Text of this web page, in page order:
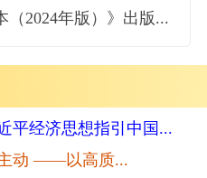
（2024年版）》出版...
经济思想指引中国...
动 ——以高质...